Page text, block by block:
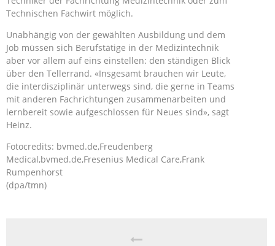
Technischen Fachwirt möglich.
Unabhängig von der gewählten Ausbildung und dem
Job müssen sich Berufstätige in der Medizintechnik
aber vor allem auf eins einstellen: den ständigen Blick
über den Tellerrand. «Insgesamt brauchen wir Leute,
die interdisziplinär unterwegs sind, die gerne in Teams
mit anderen Fachrichtungen zusammenarbeiten und
lernbereit sowie aufgeschlossen für Neues sind», sagt
Heinz.
Fotocredits: bvmed.de,Freudenberg
Medical,bvmed.de,Fresenius Medical Care,Frank
Rumpenhorst
(dpa/tmn)